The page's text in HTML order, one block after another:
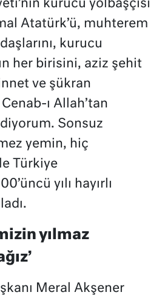
kurucu yolbaşçısı
Atatürk’ü, muhterem
kurucu
her birisini, aziz şehit
ve şükran
ı Allah’tan
Sonsuz
yemin, hiç
Türkiye
yılı hayırlı
yılmaz
Meral Akşener